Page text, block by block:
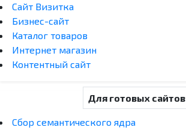
Сайт Визитка
Бизнес-сайт
Каталог товаров
Интернет магазин
Контентный сайт
Для готовых сайтов
Сбор семантического ядра